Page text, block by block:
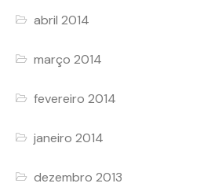
abril 2014
março 2014
fevereiro 2014
janeiro 2014
dezembro 2013